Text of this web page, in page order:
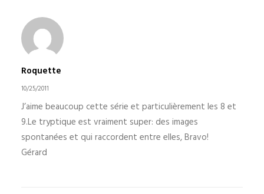
Roquette
10/25/2011
J’aime beaucoup cette série et particulièrement les 8 et
9.Le tryptique est vraiment super: des images
spontanées et qui raccordent entre elles, Bravo!
Gérard